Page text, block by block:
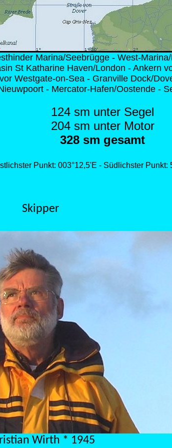
Marina/Seebrügge - West-
St Katharine Haven/London - Ankern
Westgate-on-Sea - Granville Dock/
- Mercator-Hafen/Oostende -
124 sm unter Segel
204 sm unter Motor
328 sm gesamt
Punkt: 003°12,5'E - Südlichster
Skipper
Wirth * 1945